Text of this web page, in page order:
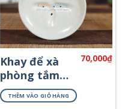
Khay để xà
phòng tắm
đẹp PKNT-30
70,000₫
THÊM VÀO GIỎ HÀNG